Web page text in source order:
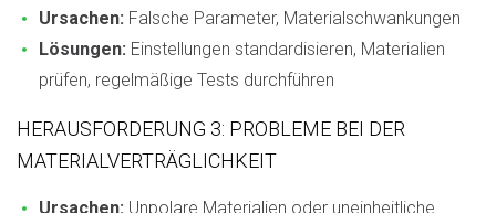
Ursachen: Falsche Parameter, Materialschwankungen
Lösungen: Einstellungen standardisieren, Materialien
prüfen, regelmäßige Tests durchführen
HERAUSFORDERUNG 3: PROBLEME BEI DER
MATERIALVERTRÄGLICHKEIT
Ursachen: Unpolare Materialien oder uneinheitliche